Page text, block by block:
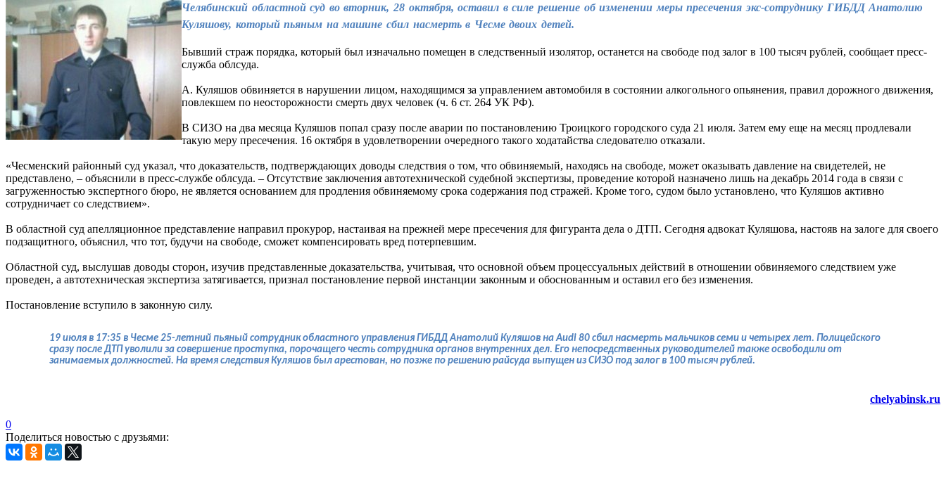
Челябинский областной суд во вторник, 28 октября, оставил в силе решение об изменении меры пресечения экс-сотруднику ГИБДД Анатолию
Куляшову, который пьяным на машине сбил насмерть в Чесме двоих детей.
Бывший страж порядка, который был изначально помещен в следственный изолятор, останется на свободе под залог в 100 тысяч рублей, сообщает пресс-
служба облсуда.
А. Куляшов обвиняется в нарушении лицом, находящимся за управлением автомобиля в состоянии алкогольного опьянения, правил дорожного движения,
повлекшем по неосторожности смерть двух человек (ч. 6 ст. 264 УК РФ).
В СИЗО на два месяца Куляшов попал сразу после аварии по постановлению Троицкого городского суда 21 июля. Затем ему еще на месяц продлевали
такую меру пресечения. 16 октября в удовлетворении очередного такого ходатайства следователю отказали.
«Чесменский районный суд указал, что доказательств, подтверждающих доводы следствия о том, что обвиняемый, находясь на свободе, может оказывать давление на свидетелей, не
представлено, – объяснили в пресс-службе облсуда. – Отсутствие заключения автотехнической судебной экспертизы, проведение которой назначено лишь на декабрь 2014 года в связи с
загруженностью экспертного бюро, не является основанием для продления обвиняемому срока содержания под стражей. Кроме того, судом было установлено, что Куляшов активно
сотрудничает со следствием».
В областной суд апелляционное представление направил прокурор, настаивая на прежней мере пресечения для фигуранта дела о ДТП. Сегодня адвокат Куляшова, настояв на залоге для своего
подзащитного, объяснил, что тот, будучи на свободе, сможет компенсировать вред потерпевшим.
Областной суд, выслушав доводы сторон, изучив представленные доказательства, учитывая, что основной объем процессуальных действий в отношении обвиняемого следствием уже
проведен, а автотехническая экспертиза затягивается, признал постановление первой инстанции законным и обоснованным и оставил его без изменения.
Постановление вступило в законную силу.
19 июля в 17:35 в Чесме 25-летний пьяный сотрудник областного управления ГИБДД Анатолий Куляшов на Audi 80 сбил насмерть мальчиков семи и четырех лет. Полицейского
сразу после ДТП уволили за совершение проступка, порочащего честь сотрудника органов внутренних дел. Его непосредственных руководителей также освободили от
занимаемых должностей. На время следствия Куляшов был арестован, но позже по решению райсуда выпущен из СИЗО под залог в 100 тысяч рублей.
chelyabinsk.ru
0
Поделиться новостью с друзьями: